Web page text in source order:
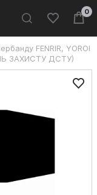
0
FENRIR, YOROI
ЗАХИСТУ ДСТУ)